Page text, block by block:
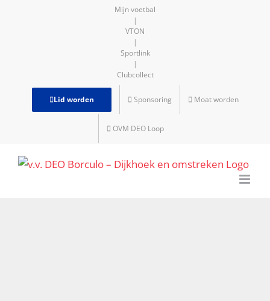
Mijn voetbal
|
VTON
|
Sportlink
|
Clubcollect
Lid worden Sponsoring Moat worden
OVM DEO Loop